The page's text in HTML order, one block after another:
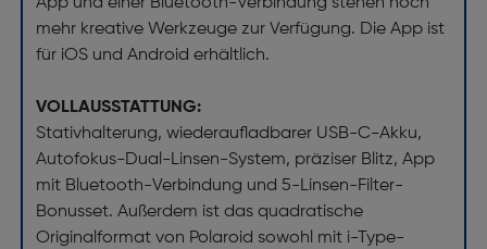
mehr kreative Werkzeuge zur Verfügung. Die App ist
für iOS und Android erhältlich.
VOLLAUSSTATTUNG:
Stativhalterung, wiederaufladbarer USB-C-Akku,
Autofokus-Dual-Linsen-System, präziser Blitz, App
mit Bluetooth-Verbindung und 5-Linsen-Filter-
Bonusset. Außerdem ist das quadratische
Originalformat von Polaroid sowohl mit i-Type-